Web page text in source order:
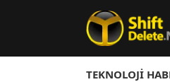
TEKNOLOJI